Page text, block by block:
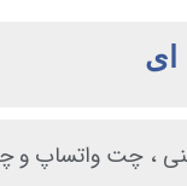
ای
، چت واتساپ و